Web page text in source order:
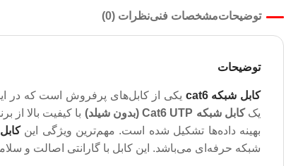
توضیحاتمشخصات فنینظرات (0)
توضیحات
کابل شبکه cat6
یککابل شبکه Cat6 UTP (بدون شیلد) با کیفیت بالا از
بهینه داده‌ها تشکیل شده است. مهم‌ترین ویژگی این
شبکه حرفه‌ای می‌باشد. این کابل با گارانتی اصالت و